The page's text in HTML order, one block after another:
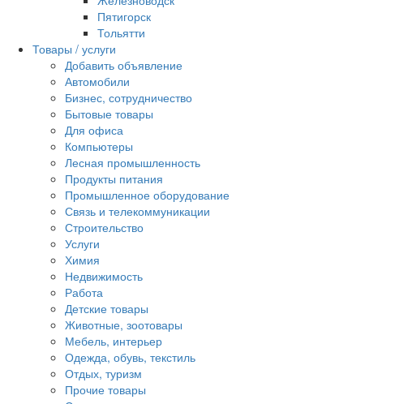
Пятигорск
Тольятти
Товары / услуги
Добавить объявление
Автомобили
Бизнес, сотрудничество
Бытовые товары
Для офиса
Компьютеры
Лесная промышленность
Продукты питания
Промышленное оборудование
Связь и телекоммуникации
Строительство
Услуги
Химия
Недвижимость
Работа
Детские товары
Животные, зоотовары
Мебель, интерьер
Одежда, обувь, текстиль
Отдых, туризм
Прочие товары